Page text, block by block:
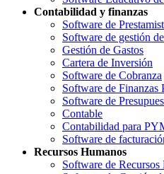
Contabilidad y finanzas
Software de
Software de gestión
Gestión de Gastos
Cartera de Inversión
Software de Cobranza
Software de Finanzas
Software de
Contable
Contabilidad para
Software de
Recursos Humanos
Software de Recursos